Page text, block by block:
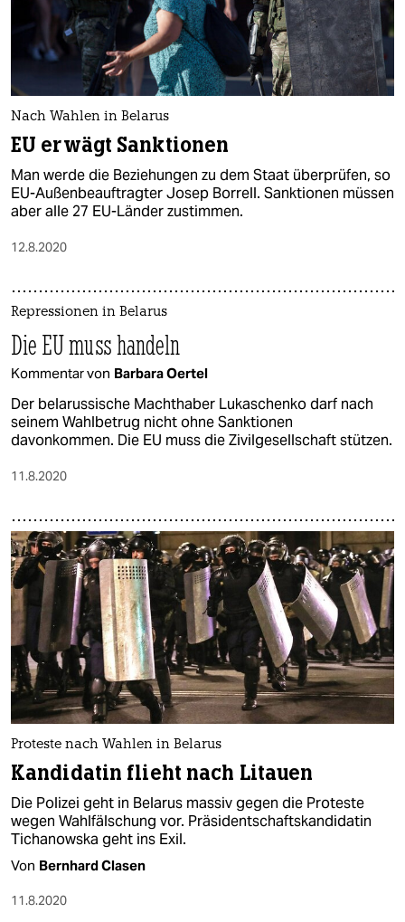
Nach Wahlen in Belarus
EU erwägt Sanktionen
Man werde die Beziehungen zu dem Staat überprüfen, so
EU-Außenbeauftragter Josep Borrell. Sanktionen müssen
aber alle 27 EU-Länder zustimmen.
12.8.2020
Repressionen in Belarus
Die EU muss handeln
Kommentar von Barbara Oertel
Der belarussische Machthaber Lukaschenko darf nach
seinem Wahlbetrug nicht ohne Sanktionen
davonkommen. Die EU muss die Zivilgesellschaft stützen.
11.8.2020
Proteste nach Wahlen in Belarus
Kandidatin flieht nach Litauen
Die Polizei geht in Belarus massiv gegen die Proteste
wegen Wahlfälschung vor. Präsidentschaftskandidatin
Tichanowska geht ins Exil.
Von Bernhard Clasen
11.8.2020